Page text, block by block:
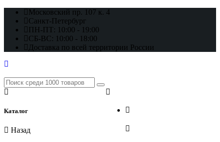
Московский пр. 107 к. 4
Санкт-Петербург
ПН-ПТ: 10:00 - 19:00
СБ-ВС: 10:00 - 18:00
Доставка по всей территории России
Каталог
Назад